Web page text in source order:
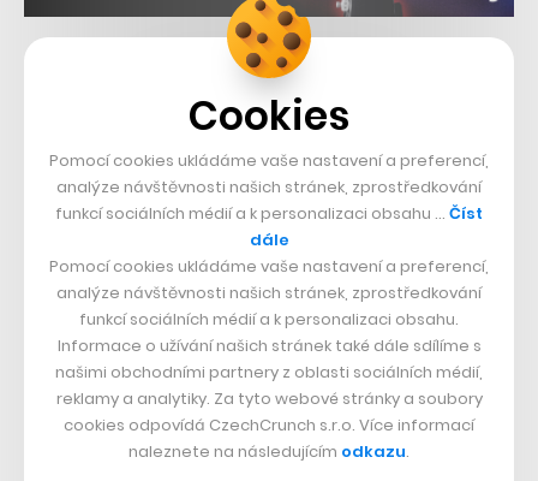
Wednesday
Sdílet článek
Přejít do diskuze
DALŠÍ RYCHLÉ ZPRÁVY
Cookies
Pomocí cookies ukládáme vaše nastavení a preferencí,
analýze návštěvnosti našich stránek, zprostředkování
funkcí sociálních médií a k personalizaci obsahu … Číst
dále
Pomocí cookies ukládáme vaše nastavení a preferencí,
analýze návštěvnosti našich stránek, zprostředkování
funkcí sociálních médií a k personalizaci obsahu.
Informace o užívání našich stránek také dále sdílíme s
našimi obchodními partnery z oblasti sociálních médií,
reklamy a analytiky. Za tyto webové stránky a soubory
cookies odpovídá CzechCrunch s.r.o. Více informací
naleznete na následujícím odkazu.